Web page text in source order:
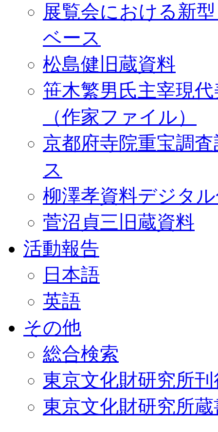
展覧会における新
ベース
松島健旧蔵資料
笹木繁男氏主宰現
（作家ファイル）
京都府寺院重宝調
ス
柳澤孝資料デジタ
菅沼貞三旧蔵資料
活動報告
日本語
英語
その他
総合検索
東京文化財研究所
東京文化財研究所